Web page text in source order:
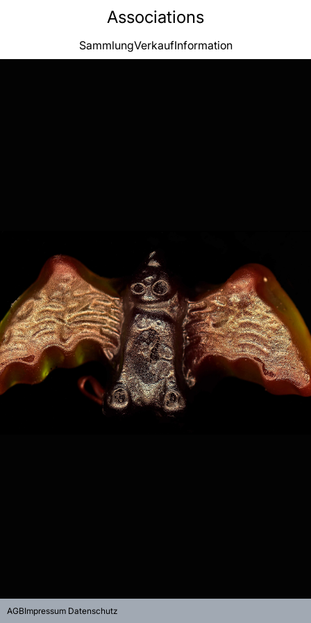
Associations
SammlungVerkaufInformation
AGBImpressum Datenschutz